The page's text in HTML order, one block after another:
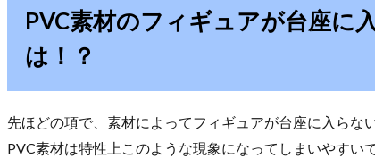
PVC素材のフィギュアが台座に
は！？
先ほどの項で、素材によってフィギュアが台座に入らな
PVC素材は特性上このような現象になってしまいやすいで